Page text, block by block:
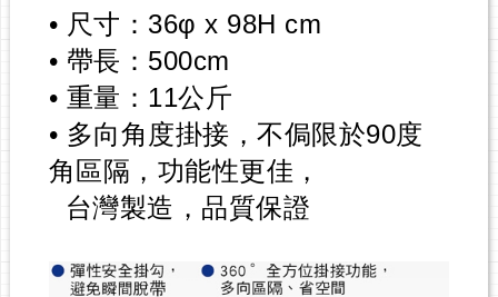
• 尺寸：36φ x 98H cm
• 帶長：500cm
• 重量：11公斤
• 多向角度掛接，不侷限於90度
角區隔，功能性更佳，
台灣製造，品質保證